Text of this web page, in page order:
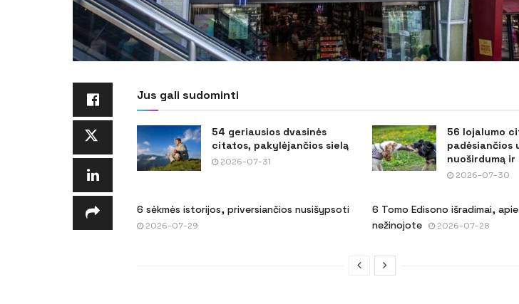
Jus gali sudominti
54 geriausios dvasinės
citatos, pakylėjančios sielą
2026-07-31
56 lojalumo
padėsiančios
nuoširdumą
2026-07-30
6 sėkmės istorijos, priversiančios nusišypsoti
2026-07-29
6 Tomo Edisono išradimai,
nežinojote
2026-07-28